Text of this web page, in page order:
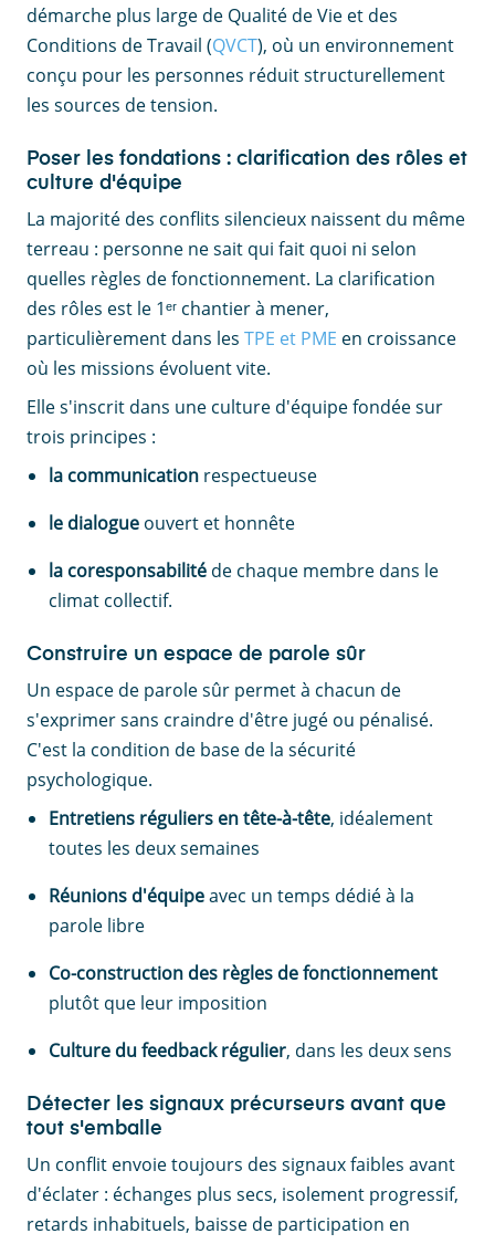
démarche plus large de Qualité de Vie et des
Conditions de Travail (QVCT), où un environnement
conçu pour les personnes réduit structurellement
les sources de tension.
Poser les fondations : clarification des rôles et
culture d'équipe
La majorité des conflits silencieux naissent du même
terreau : personne ne sait qui fait quoi ni selon
quelles règles de fonctionnement. La clarification
des rôles est le 1ᵉʳ chantier à mener,
particulièrement dans les TPE et PME en croissance
où les missions évoluent vite.
Elle s'inscrit dans une culture d'équipe fondée sur
trois principes :
la communication respectueuse
le dialogue ouvert et honnête
la coresponsabilité de chaque membre dans le
climat collectif.
Construire un espace de parole sûr
Un espace de parole sûr permet à chacun de
s'exprimer sans craindre d'être jugé ou pénalisé.
C'est la condition de base de la sécurité
psychologique.
Entretiens réguliers en tête-à-tête, idéalement
toutes les deux semaines
Réunions d'équipeavec un temps dédié à la
parole libre
Co-construction des règles de fonctionnement
plutôt que leur imposition
Culture du feedback régulier, dans les deux sens
Détecter les signaux précurseurs avant que
tout s'emballe
Un conflit envoie toujours des signaux faibles avant
d'éclater : échanges plus secs, isolement progressif,
retards inhabituels, baisse de participation en